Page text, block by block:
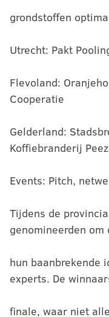
grondstoffen
Utrecht: Pakt
Flevoland:
Cooperatie
Gelderland:
Koffiebranderij
Events: Pitch,
Tijdens de
genomineerden
hun baanbrekende
experts. De
finale, waar niet